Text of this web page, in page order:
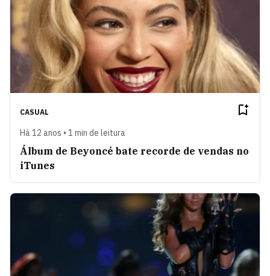
CASUAL
Há 12 anos • 1 min de leitura
Álbum de Beyoncé bate recorde de vendas no
iTunes